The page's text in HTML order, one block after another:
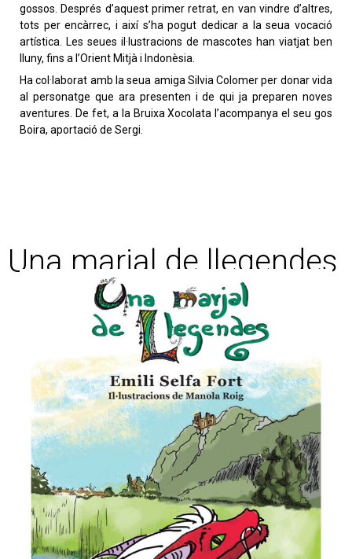
gossos. Després d’aquest primer retrat, en van vindre d’altres,
tots per encàrrec, i així s’ha pogut dedicar a la seua vocació
artística. Les seues il·lustracions de mascotes han viatjat ben
lluny, fins a l’Orient Mitjà i Indonèsia.
Ha col·laborat amb la seua amiga Silvia Colomer per donar vida
al personatge que ara presenten i de qui ja preparen noves
aventures. De fet, a la Bruixa Xocolata l’acompanya el seu gos
Boira, aportació de Sergi.
Una marjal de llegendes